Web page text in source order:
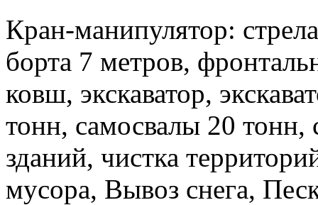
Кран-манипулятор:
борта 7 метров,
ковш, экскаватор,
тонн, самосвалы 20
зданий, чистка
мусора, Вывоз снега,